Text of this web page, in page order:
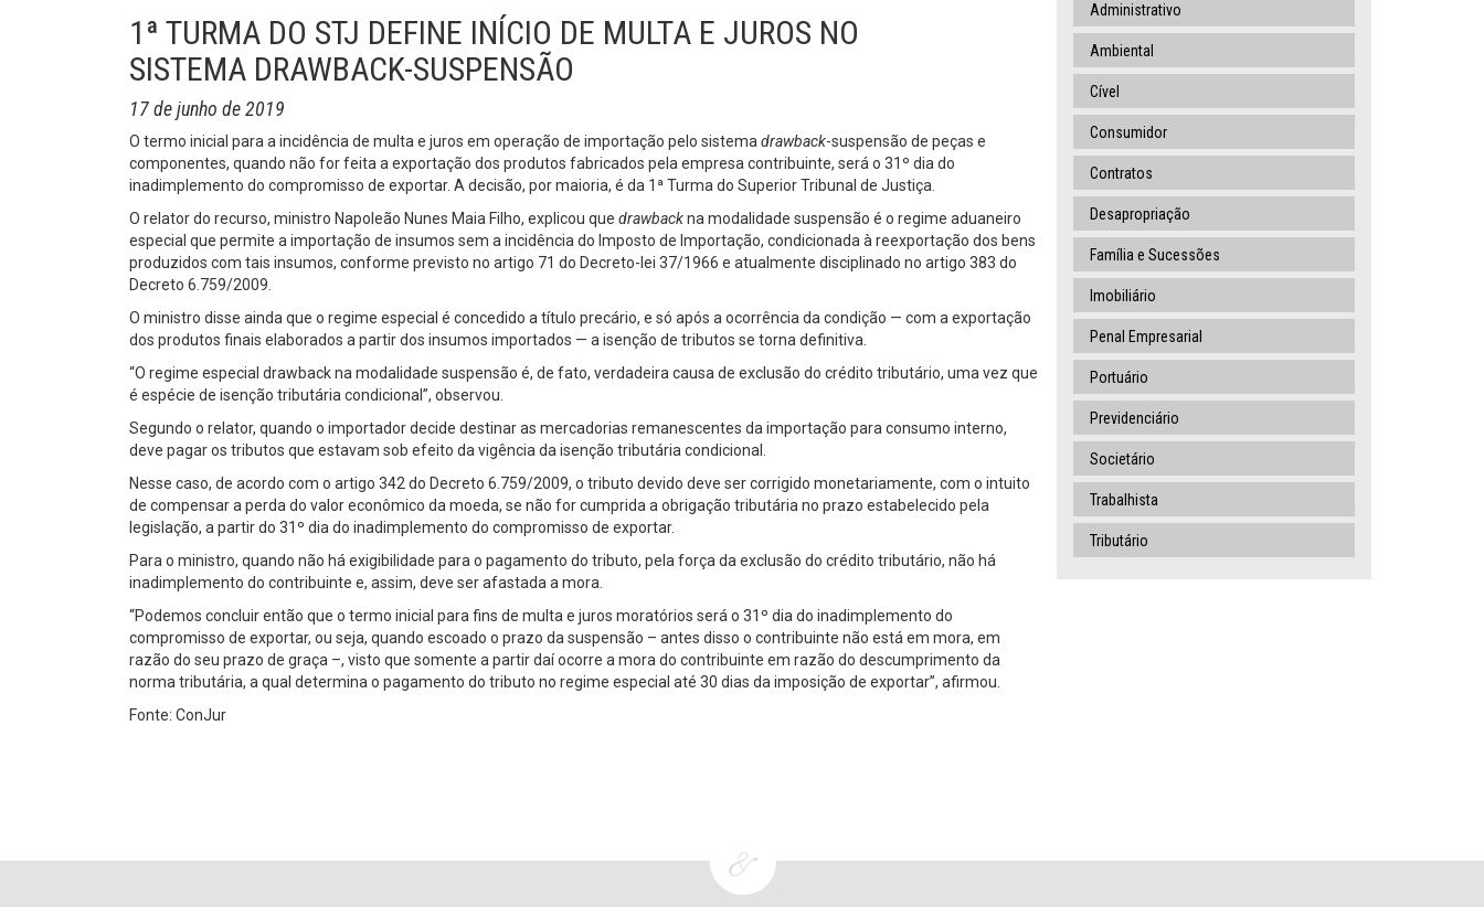
1ª TURMA DO STJ DEFINE INÍCIO DE MULTA E JUROS NO
SISTEMA DRAWBACK-SUSPENSÃO
17 de junho de 2019
O termo inicial para a incidência de multa e juros em operação de importação pelo sistema drawback-suspensão de peças e
componentes, quando não for feita a exportação dos produtos fabricados pela empresa contribuinte, será o 31º dia do
inadimplemento do compromisso de exportar. A decisão, por maioria, é da 1ª Turma do Superior Tribunal de Justiça.
O relator do recurso, ministro Napoleão Nunes Maia Filho, explicou que drawbackna modalidade suspensão é o regime aduaneiro
especial que permite a importação de insumos sem a incidência do Imposto de Importação, condicionada à reexportação dos bens
produzidos com tais insumos, conforme previsto no artigo 71 do Decreto-lei 37/1966 e atualmente disciplinado no artigo 383 do
Decreto 6.759/2009.
O ministro disse ainda que o regime especial é concedido a título precário, e só após a ocorrência da condição — com a exportação
dos produtos finais elaborados a partir dos insumos importados — a isenção de tributos se torna definitiva.
“O regime especial drawback na modalidade suspensão é, de fato, verdadeira causa de exclusão do crédito tributário, uma vez que
é espécie de isenção tributária condicional”, observou.
Segundo o relator, quando o importador decide destinar as mercadorias remanescentes da importação para consumo interno,
deve pagar os tributos que estavam sob efeito da vigência da isenção tributária condicional.
Nesse caso, de acordo com o artigo 342 do Decreto 6.759/2009, o tributo devido deve ser corrigido monetariamente, com o intuito
de compensar a perda do valor econômico da moeda, se não for cumprida a obrigação tributária no prazo estabelecido pela
legislação, a partir do 31º dia do inadimplemento do compromisso de exportar.
Para o ministro, quando não há exigibilidade para o pagamento do tributo, pela força da exclusão do crédito tributário, não há
inadimplemento do contribuinte e, assim, deve ser afastada a mora.
“Podemos concluir então que o termo inicial para fins de multa e juros moratórios será o 31º dia do inadimplemento do
compromisso de exportar, ou seja, quando escoado o prazo da suspensão – antes disso o contribuinte não está em mora, em
razão do seu prazo de graça –, visto que somente a partir daí ocorre a mora do contribuinte em razão do descumprimento da
norma tributária, a qual determina o pagamento do tributo no regime especial até 30 dias da imposição de exportar”, afirmou.
Fonte: ConJur
Administrativo
Ambiental
Cível
Consumidor
Contratos
Desapropriação
Família e Sucessões
Imobiliário
Penal Empresarial
Portuário
Previdenciário
Societário
Trabalhista
Tributário